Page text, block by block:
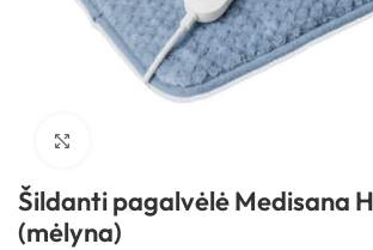
Šildanti pagalvėlė Medisana
(mėlyna)